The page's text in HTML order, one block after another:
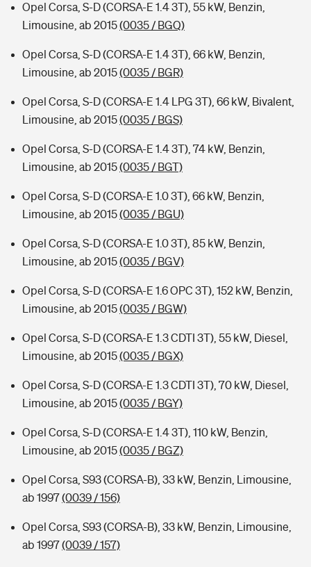
Opel Corsa, S-D (CORSA-E 1.4 3T), 55 kW, Benzin,
Limousine, ab 2015(0035 / BGQ)
Opel Corsa, S-D (CORSA-E 1.4 3T), 66 kW, Benzin,
Limousine, ab 2015(0035 / BGR)
Opel Corsa, S-D (CORSA-E 1.4 LPG 3T), 66 kW, Bivalent,
Limousine, ab 2015(0035 / BGS)
Opel Corsa, S-D (CORSA-E 1.4 3T), 74 kW, Benzin,
Limousine, ab 2015(0035 / BGT)
Opel Corsa, S-D (CORSA-E 1.0 3T), 66 kW, Benzin,
Limousine, ab 2015(0035 / BGU)
Opel Corsa, S-D (CORSA-E 1.0 3T), 85 kW, Benzin,
Limousine, ab 2015(0035 / BGV)
Opel Corsa, S-D (CORSA-E 1.6 OPC 3T), 152 kW, Benzin,
Limousine, ab 2015(0035 / BGW)
Opel Corsa, S-D (CORSA-E 1.3 CDTI 3T), 55 kW, Diesel,
Limousine, ab 2015(0035 / BGX)
Opel Corsa, S-D (CORSA-E 1.3 CDTI 3T), 70 kW, Diesel,
Limousine, ab 2015(0035 / BGY)
Opel Corsa, S-D (CORSA-E 1.4 3T), 110 kW, Benzin,
Limousine, ab 2015(0035 / BGZ)
Opel Corsa, S93 (CORSA-B), 33 kW, Benzin, Limousine,
ab 1997(0039 / 156)
Opel Corsa, S93 (CORSA-B), 33 kW, Benzin, Limousine,
ab 1997(0039 / 157)